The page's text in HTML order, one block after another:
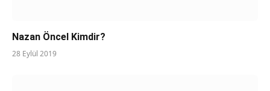
Nazan Öncel Kimdir?
28 Eylül 2019